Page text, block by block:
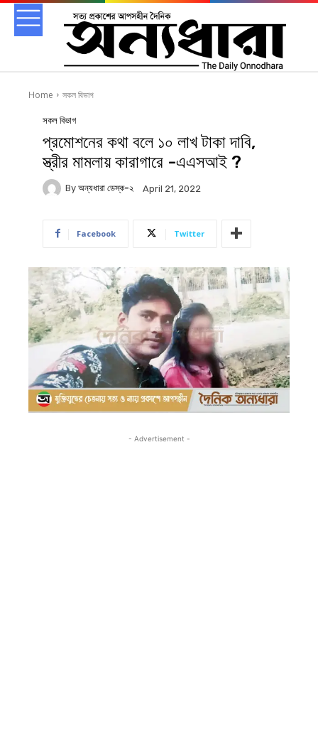
Home সকল বিভাগ
সকল বিভাগ
প্রমোশনের কথা বলে ১০ লাখ টাকা দাবি,
স্ত্রীর মামলায় কারাগারে -এএসআই ?
By অন্যধারা ডেস্ক-২ April 21, 2022
Facebook Twitter
- Advertisement -